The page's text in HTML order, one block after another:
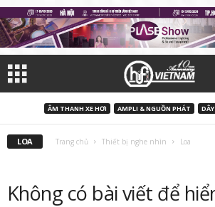
ÂM THANH XE HƠI AMPLI & NGUỒN PHÁT
LOA Trang chủ Thiết bị nghe nhìn Loa
Không có bài viết để